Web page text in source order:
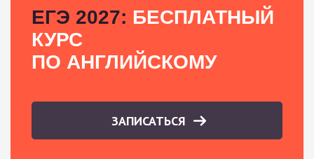
ЕГЭ 2027: БЕСПЛАТНЫЙ
КУРС
ПО АНГЛИЙСКОМУ
ЗАПИСАТЬСЯ